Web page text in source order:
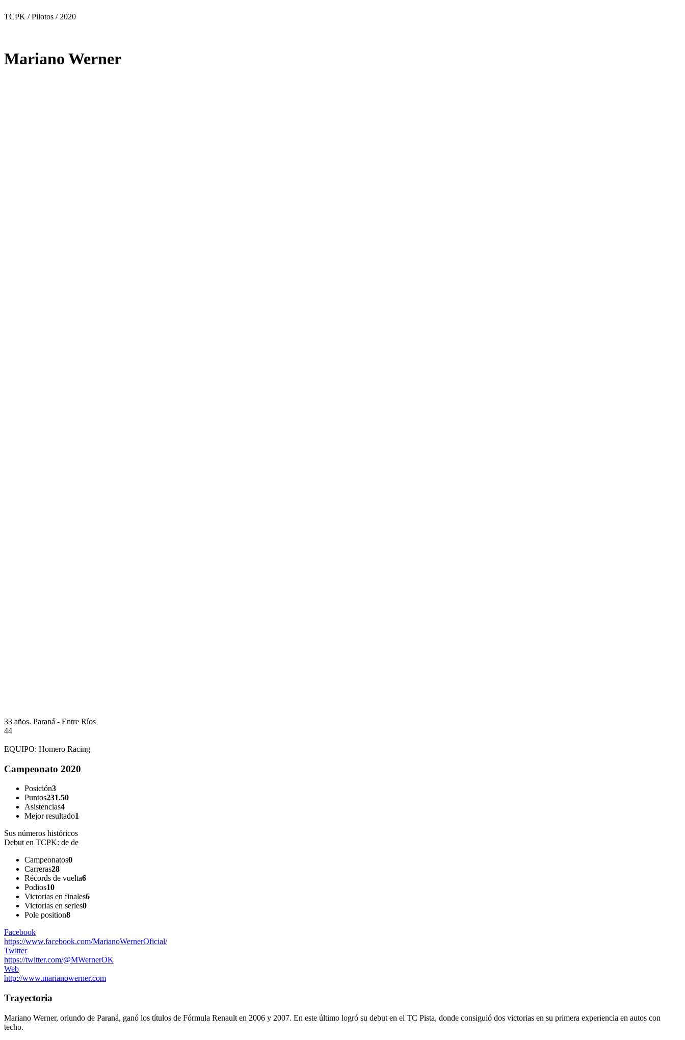
TCPK / Pilotos / 2020
Mariano Werner
33 años. Paraná - Entre Ríos
44
EQUIPO: Homero Racing
Campeonato 2020
Posición3
Puntos231.50
Asistencias4
Mejor resultado1
Sus números históricos
Debut en TCPK: de de
Campeonatos0
Carreras28
Récords de vuelta6
Podios10
Victorias en finales6
Victorias en series0
Pole position8
Facebook
https://www.facebook.com/MarianoWernerOficial/
Twitter
https://twitter.com/@MWernerOK
Web
http://www.marianowerner.com
Trayectoria
Mariano Werner, oriundo de Paraná, ganó los títulos de Fórmula Renault en 2006 y 2007. En este último logró su debut en el TC Pista, donde consiguió dos victorias en su primera experiencia en autos con
techo.